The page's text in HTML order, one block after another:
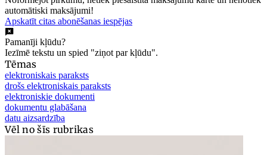
automātiski maksājumi!
Apskatīt citas abonēšanas iespējas
Pamanīji kļūdu?
Iezīmē tekstu un spied "ziņot par kļūdu".
Tēmas
elektroniskais paraksts
drošs elektroniskais paraksts
elektroniskie dokumenti
dokumentu glabāšana
datu aizsardzība
Vēl no šīs rubrikas